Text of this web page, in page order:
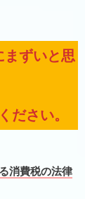
まずいと思
ださい。
消費税の法律